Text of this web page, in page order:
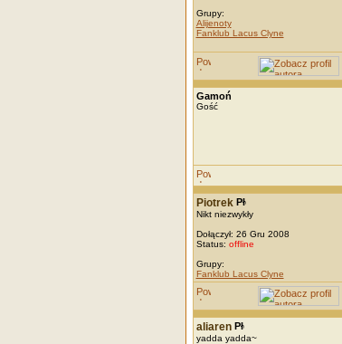
Grupy:
Alijenoty
Fanklub Lacus Clyne
Gamoń
Gość
Piotrek
Nikt niezwykły
Dołączył: 26 Gru 2008
Status: offline
Grupy:
Fanklub Lacus Clyne
aliaren
yadda yadda~